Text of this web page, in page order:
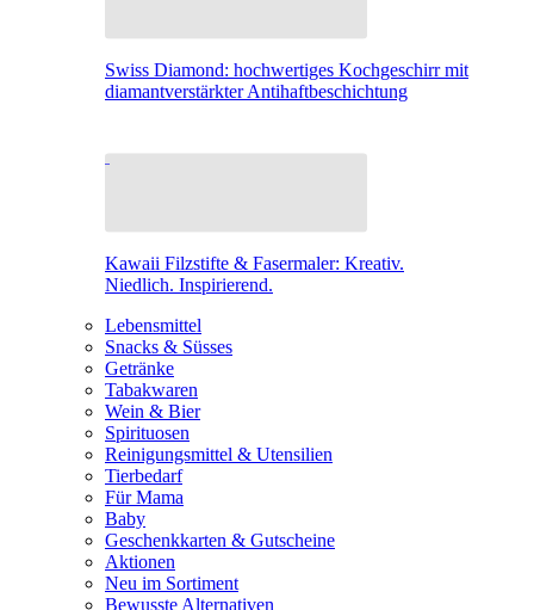
Swiss Diamond: hochwertiges Kochgeschirr mit
diamantverstärkter Antihaftbeschichtung
Kawaii Filzstifte & Fasermaler: Kreativ.
Niedlich. Inspirierend.
Lebensmittel
Snacks & Süsses
Getränke
Tabakwaren
Wein & Bier
Spirituosen
Reinigungsmittel & Utensilien
Tierbedarf
Für Mama
Baby
Geschenkkarten & Gutscheine
Aktionen
Neu im Sortiment
Bewusste Alternativen